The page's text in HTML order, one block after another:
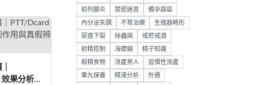
果分析、
前列腺炎 禁慾迷思 備孕誤區
內分泌失調 不育治療 生殖器畸形
尿道下裂 絲蟲病 戒菸戒酒
射精控制 海螵蛸 精子知識
殺精食物 流產男人 習慣性流產
睾丸保養 精液分析 外遇